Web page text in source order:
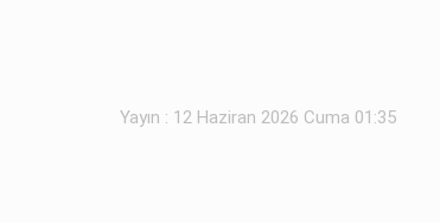
Yayın : 12 Haziran 2026 Cuma 01:35